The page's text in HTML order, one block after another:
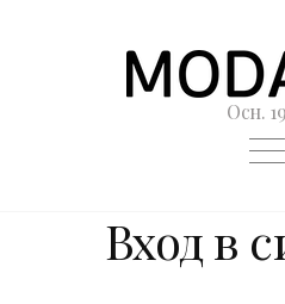
Осн.
Вход в